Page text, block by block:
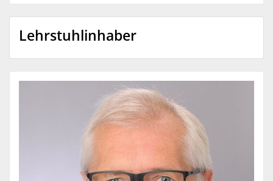
Lehrstuhlinhaber